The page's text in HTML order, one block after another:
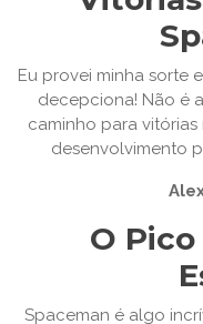
Eu provei minha sorte
decepciona! Não é
caminho para
desenvolvimento
O
Spaceman é algo